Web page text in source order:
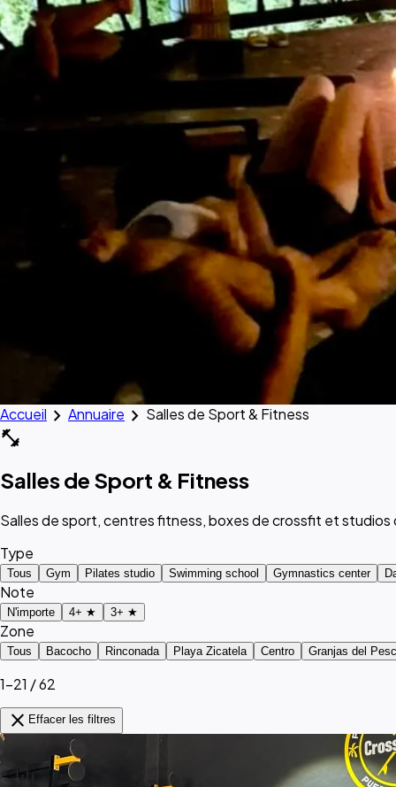
Accueil chevron_right Annuaire chevron_right Salles de Sport & Fitness
fitness_center
Salles de Sport & Fitness
Salles de sport, centres fitness, boxes de crossfit et
Type
Tous Gym Pilates studio Swimming school Gymnastics center
Note
N'importe 4+ ★ 3+ ★
Zone
Tous Bacocho Rinconada Playa Zicatela Centro Granjas del
1–21 / 62
close Effacer les filtres